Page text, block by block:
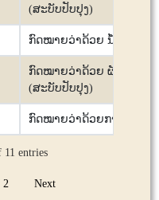
(ສະບັບປັບປຸງ)
ກົດໝາຍວ່າດ້ວຍ ນ້ຳປະປາ
ກົດໝາຍວ່າດ້ວຍ ຜັງເມືອງ
(ສະບັບປັບປຸງ)
ກົດໝາຍວ່າດ້ວຍການລົດໄຟ
entries
2 Next